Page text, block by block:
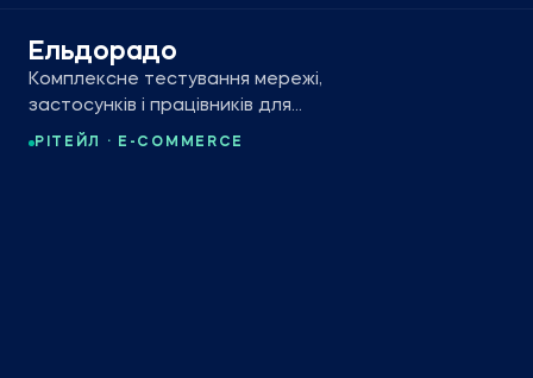
Ельдорадо
Комплексне тестування мережі,
застосунків і працівників для
українського рітейлера електроніки.
РІТЕЙЛ · E-COMMERCE